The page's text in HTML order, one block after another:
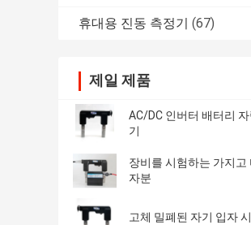
휴대용 진동 측정기 (67)
제일 제품
AC/DC 인버터 배터리
기
장비를 시험하는 가지고
자분
고체 밀폐된 자기 입자